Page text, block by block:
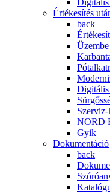
Digitális
Értékesítés
back
Digitális
NORD
Gyik
Dokumentáció
back